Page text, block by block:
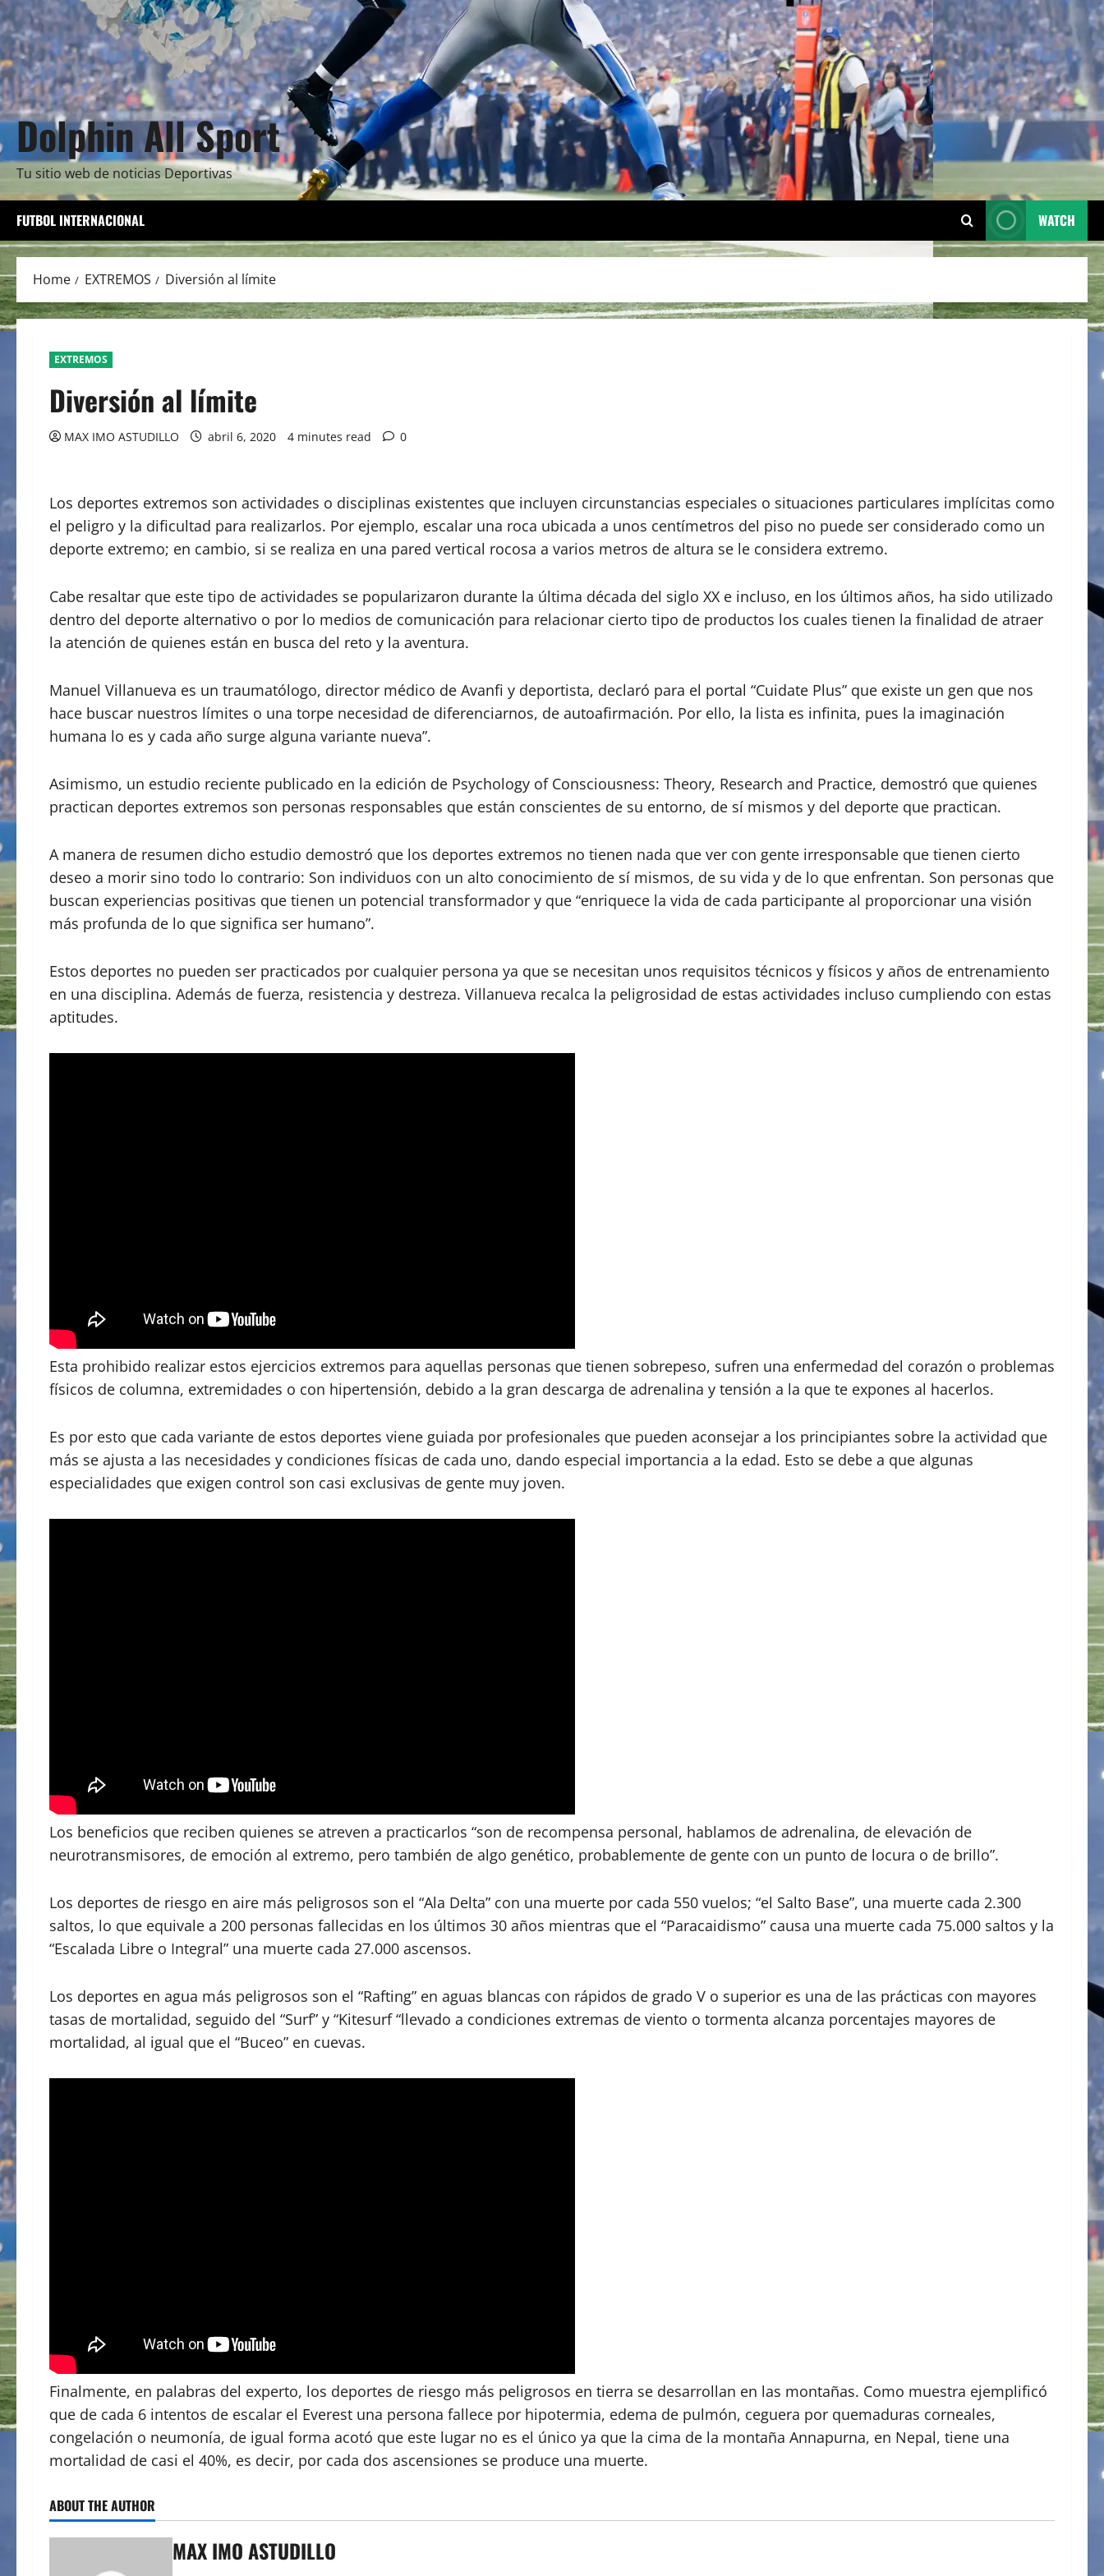
Dolphin All Sport
Tu sitio web de noticias Deportivas
FUTBOL INTERNACIONAL WATCH
Home EXTREMOS Diversión al límite
EXTREMOS
Diversión al límite
MAX IMO ASTUDILLO abril 6, 2020 4 minutes read 0
Los deportes extremos son actividades o disciplinas existentes que incluyen circunstancias especiales o situaciones particulares implícitas como
el peligro y la dificultad para realizarlos. Por ejemplo, escalar una roca ubicada a unos centímetros del piso no puede ser considerado como un
deporte extremo; en cambio, si se realiza en una pared vertical rocosa a varios metros de altura se le considera extremo.
Cabe resaltar que este tipo de actividades se popularizaron durante la última década del siglo XX e incluso, en los últimos años, ha sido utilizado
dentro del deporte alternativo o por lo medios de comunicación para relacionar cierto tipo de productos los cuales tienen la finalidad de atraer
la atención de quienes están en busca del reto y la aventura.
Manuel Villanueva es un traumatólogo, director médico de Avanfi y deportista, declaró para el portal “Cuidate Plus” que existe un gen que nos
hace buscar nuestros límites o una torpe necesidad de diferenciarnos, de autoafirmación. Por ello, la lista es infinita, pues la imaginación
humana lo es y cada año surge alguna variante nueva”.
Asimismo, un estudio reciente publicado en la edición de Psychology of Consciousness: Theory, Research and Practice, demostró que quienes
practican deportes extremos son personas responsables que están conscientes de su entorno, de sí mismos y del deporte que practican.
A manera de resumen dicho estudio demostró que los deportes extremos no tienen nada que ver con gente irresponsable que tienen cierto
deseo a morir sino todo lo contrario: Son individuos con un alto conocimiento de sí mismos, de su vida y de lo que enfrentan. Son personas que
buscan experiencias positivas que tienen un potencial transformador y que “enriquece la vida de cada participante al proporcionar una visión
más profunda de lo que significa ser humano”.
Estos deportes no pueden ser practicados por cualquier persona ya que se necesitan unos requisitos técnicos y físicos y años de entrenamiento
en una disciplina. Además de fuerza, resistencia y destreza. Villanueva recalca la peligrosidad de estas actividades incluso cumpliendo con estas
aptitudes.
Esta prohibido realizar estos ejercicios extremos para aquellas personas que tienen sobrepeso, sufren una enfermedad del corazón o problemas
físicos de columna, extremidades o con hipertensión, debido a la gran descarga de adrenalina y tensión a la que te expones al hacerlos.
Es por esto que cada variante de estos deportes viene guiada por profesionales que pueden aconsejar a los principiantes sobre la actividad que
más se ajusta a las necesidades y condiciones físicas de cada uno, dando especial importancia a la edad. Esto se debe a que algunas
especialidades que exigen control son casi exclusivas de gente muy joven.
Los beneficios que reciben quienes se atreven a practicarlos “son de recompensa personal, hablamos de adrenalina, de elevación de
neurotransmisores, de emoción al extremo, pero también de algo genético, probablemente de gente con un punto de locura o de brillo”.
Los deportes de riesgo en aire más peligrosos son el “Ala Delta” con una muerte por cada 550 vuelos; “el Salto Base”, una muerte cada 2.300
saltos, lo que equivale a 200 personas fallecidas en los últimos 30 años mientras que el “Paracaidismo” causa una muerte cada 75.000 saltos y la
“Escalada Libre o Integral” una muerte cada 27.000 ascensos.
Los deportes en agua más peligrosos son el “Rafting” en aguas blancas con rápidos de grado V o superior es una de las prácticas con mayores
tasas de mortalidad, seguido del “Surf” y “Kitesurf “llevado a condiciones extremas de viento o tormenta alcanza porcentajes mayores de
mortalidad, al igual que el “Buceo” en cuevas.
Finalmente, en palabras del experto, los deportes de riesgo más peligrosos en tierra se desarrollan en las montañas. Como muestra ejemplificó
que de cada 6 intentos de escalar el Everest una persona fallece por hipotermia, edema de pulmón, ceguera por quemaduras corneales,
congelación o neumonía, de igual forma acotó que este lugar no es el único ya que la cima de la montaña Annapurna, en Nepal, tiene una
mortalidad de casi el 40%, es decir, por cada dos ascensiones se produce una muerte.
ABOUT THE AUTHOR
MAX IMO ASTUDILLO